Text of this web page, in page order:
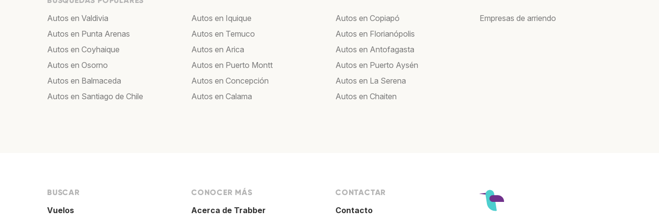
Autos en Valdivia
Autos en Punta Arenas
Autos en Coyhaique
Autos en Osorno
Autos en Balmaceda
Autos en Santiago de Chile
Autos en Iquique
Autos en Temuco
Autos en Arica
Autos en Puerto Montt
Autos en Concepción
Autos en Calama
Autos en Copiapó
Autos en Florianópolis
Autos en Antofagasta
Autos en Puerto Aysén
Autos en La Serena
Autos en Chaiten
Empresas de arriendo
BUSCAR
Vuelos
CONOCER MÁS
Acerca de Trabber
CONTACTAR
Contacto